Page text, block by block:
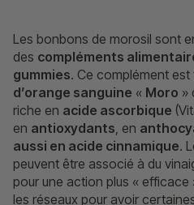
Les bonbons de morosil sont
des compléments
gummies. Ce complément est
d’orange sanguine « Moro »
riche en acide ascorbique
en antioxydants , en
aussi en acide cinnamique.
peuvent être associé à du
pour une action plus «
les réseaux pour avoir